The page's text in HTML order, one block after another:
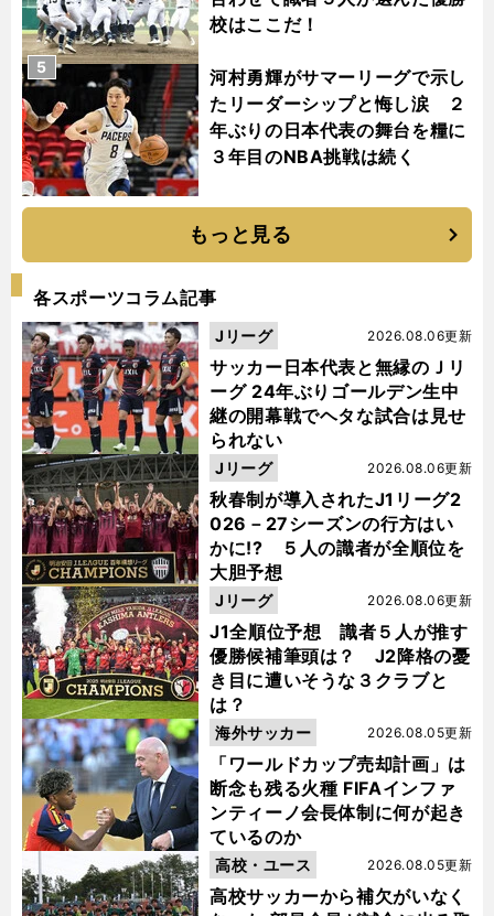
校はここだ！
河村勇輝がサマーリーグで示し
たリーダーシップと悔し涙 ２
年ぶりの日本代表の舞台を糧に
３年目のNBA挑戦は続く
5
もっと見る
各スポーツコラム記事
サッカー日本代表と無縁のＪリ
ーグ 24年ぶりゴールデン生中
継の開幕戦でヘタな試合は見せ
られない
2026.08.06更新
Jリーグ
秋春制が導入されたJ1リーグ2
026－27シーズンの行方はい
かに!? ５人の識者が全順位を
大胆予想
2026.08.06更新
Jリーグ
J1全順位予想 識者５人が推す
優勝候補筆頭は？ J2降格の憂
き目に遭いそうな３クラブと
は？
2026.08.06更新
Jリーグ
「ワールドカップ売却計画」は
断念も残る火種 FIFAインファ
ンティーノ会長体制に何が起き
ているのか
2026.08.05更新
海外サッカー
高校サッカーから補欠がいなく
2026.08.05更新
高校・ユース